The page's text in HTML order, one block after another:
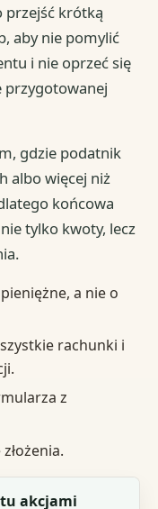
przejść krótką
aby nie pomylić
i nie oprzeć się
przygotowanej
gdzie podatnik
albo więcej niż
końcowa
tylko kwoty, lecz
a nie o
rachunki i
z
akcjami